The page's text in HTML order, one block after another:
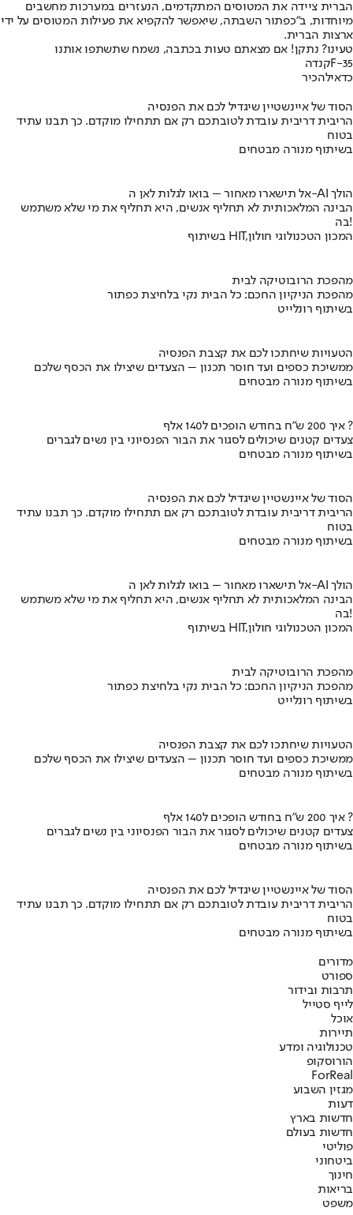
הברית ציידה את המטוסים המתקדמים, הנעזרים במערכות מחשבים
מיוחדות, ב"כפתור השבתה, שיאפשר להקפיא את פעילות המטוסים על ידי
ארצות הברית.
טעינו? נתקן! אם מצאתם טעות בכתבה, נשמח שתשתפו אותנו
F-35קנדה
כדאילהכיר
הסוד של איינשטיין שיגדיל לכם את הפנסיה
הריבית דריבית עובדת לטובתכם רק אם תתחילו מוקדם. כך תבנו עתיד
בטוח
בשיתוף מנורה מבטחים
אל תישארו מאחור – בואו לגלות לאן ה-AI הולך
הבינה המלאכותית לא תחליף אנשים, היא תחליף את מי שלא משתמש
בה!
בשיתוף HIT,המכון הטכנולוגי חולון
מהפכת הרובוטיקה לבית
מהפכת הניקיון החכם: כל הבית נקי בלחיצת כפתור
בשיתוף רונלייט
הטעויות שיחתכו לכם את קצבת הפנסיה
ממשיכת כספים ועד חוסר תכנון – הצעדים שיצילו את הכסף שלכם
בשיתוף מנורה מבטחים
איך 200 ש"ח בחודש הופכים ל140 אלף ?
צעדים קטנים שיכולים לסגור את הבור הפנסיוני בין נשים לגברים
בשיתוף מנורה מבטחים
הסוד של איינשטיין שיגדיל לכם את הפנסיה
הריבית דריבית עובדת לטובתכם רק אם תתחילו מוקדם. כך תבנו עתיד
בטוח
בשיתוף מנורה מבטחים
אל תישארו מאחור – בואו לגלות לאן ה-AI הולך
הבינה המלאכותית לא תחליף אנשים, היא תחליף את מי שלא משתמש
בה!
בשיתוף HIT,המכון הטכנולוגי חולון
מהפכת הרובוטיקה לבית
מהפכת הניקיון החכם: כל הבית נקי בלחיצת כפתור
בשיתוף רונלייט
הטעויות שיחתכו לכם את קצבת הפנסיה
ממשיכת כספים ועד חוסר תכנון – הצעדים שיצילו את הכסף שלכם
בשיתוף מנורה מבטחים
איך 200 ש"ח בחודש הופכים ל140 אלף ?
צעדים קטנים שיכולים לסגור את הבור הפנסיוני בין נשים לגברים
בשיתוף מנורה מבטחים
הסוד של איינשטיין שיגדיל לכם את הפנסיה
הריבית דריבית עובדת לטובתכם רק אם תתחילו מוקדם. כך תבנו עתיד
בטוח
בשיתוף מנורה מבטחים
מדורים
ספורט
תרבות ובידור
לייף סטייל
אוכל
תיירות
טכנולוגיה ומדע
הורוסקופ
ForReal
מגזין השבוע
דעות
חדשות בארץ
חדשות בעולם
פוליטי
ביטחוני
חינוך
בריאות
משפט